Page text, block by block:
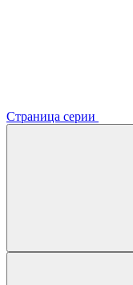
Страница серии